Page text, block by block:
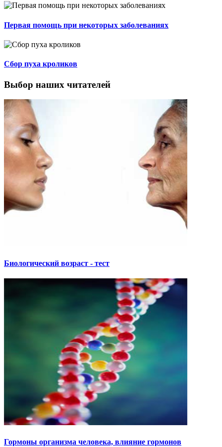
Первая помощь при некоторых заболеваниях
Сбор пуха кроликов
Выбор наших читателей
Биологический возраст - тест
Гормоны организма человека, влияние гормонов